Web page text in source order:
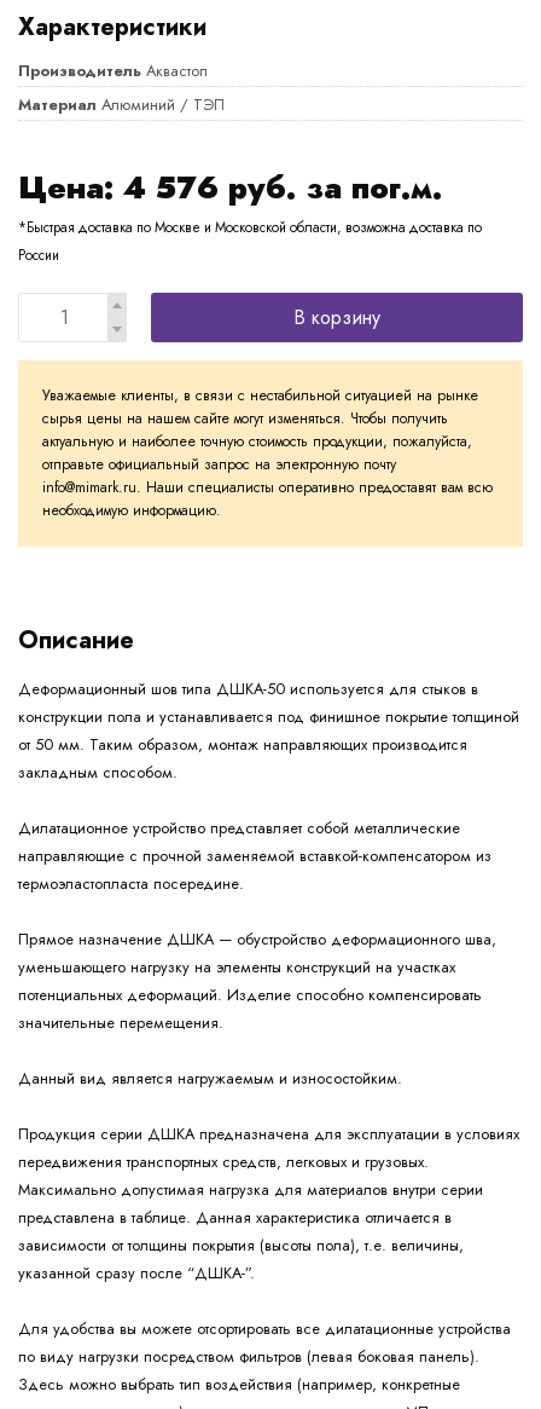
Характеристики
Производитель Аквастоп
Материал Алюминий / ТЭП
Цена: 4 576 руб. за пог.м.
*Быстрая доставка по Москве и Московской области, возможна доставка по
России
В корзину
Уважаемые клиенты, в связи с нестабильной ситуацией на рынке
сырья цены на нашем сайте могут изменяться. Чтобы получить
актуальную и наиболее точную стоимость продукции, пожалуйста,
отправьте официальный запрос на электронную почту
info@mimark.ru. Наши специалисты оперативно предоставят вам всю
необходимую информацию.
Описание
Деформационный шов типа ДШКА-50 используется для стыков в
конструкции пола и устанавливается под финишное покрытие толщиной
от 50 мм. Таким образом, монтаж направляющих производится
закладным способом.
Дилатационное устройство представляет собой металлические
направляющие с прочной заменяемой вставкой-компенсатором из
термоэластопласта посередине.
Прямое назначение ДШКА — обустройство деформационного шва,
уменьшающего нагрузку на элементы конструкций на участках
потенциальных деформаций. Изделие способно компенсировать
значительные перемещения.
Данный вид является нагружаемым и износостойким.
Продукция серии ДШКА предназначена для эксплуатации в условиях
передвижения транспортных средств, легковых и грузовых.
Максимально допустимая нагрузка для материалов внутри серии
представлена в таблице. Данная характеристика отличается в
зависимости от толщины покрытия (высоты пола), т.е. величины,
указанной сразу после “ДШКА-”.
Для удобства вы можете отсортировать все дилатационные устройства
по виду нагрузки посредством фильтров (левая боковая панель).
Здесь можно выбрать тип воздействия (например, конкретные